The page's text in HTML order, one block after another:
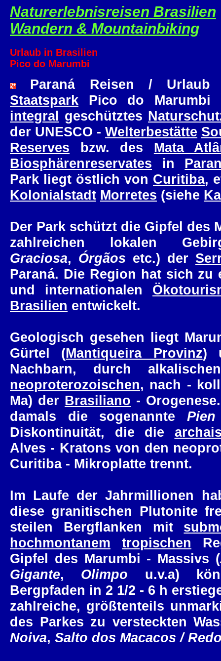
Naturerlebnisreisen Brasilien
Wandern & Mountainbiking
Urlaub in Brasilien
Pico do Marumbi
Paraná Reisen /
Staatspark Pico do Marumbi
integral geschütztes
der UNESCO - Welterbestätte
Reserves bzw. des Mata
Biosphärenreservates in
Park liegt östlich von Curitiba,
Kolonialstadt Morretes (siehe
Der Park schützt die Gipfel des
zahlreichen lokalen
Graciosa, Órgãos etc.) der
Paraná. Die Region hat sich
und internationalen
Brasilien entwickelt.
Geologisch gesehen liegt
Gürtel (Mantiqueira Provinz)
Nachbarn, durch
neoproterozoischen, nach -
Ma) der Brasiliano -
damals die sogenanntePien
Diskontinuität, die die
Alves - Kratons von den
Curitiba - Mikroplatte trennt.
Im Laufe der Jahrmillionen
diese granitischen Plutonite
steilen Bergflanken mit
hochmontanem
tropischen
Gipfel des Marumbi - Massivs (
Gigante, Olimpo u.v.a)
Bergpfaden in 2 1/2 - 6 h
zahlreiche, größtenteils
des Parkes zu versteckten
Noiva, Salto dos Macacos /